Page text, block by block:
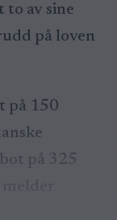
av sine
på loven
på 150
på 325